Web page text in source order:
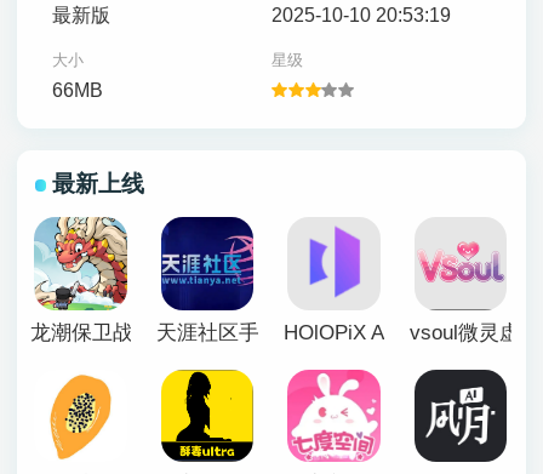
最新版 2025-10-10 20:53:19
大小
66MB
星级
最新上线
龙潮保卫战 天涯社区手机版HOlOPiX AI手机版vsoul微灵虚